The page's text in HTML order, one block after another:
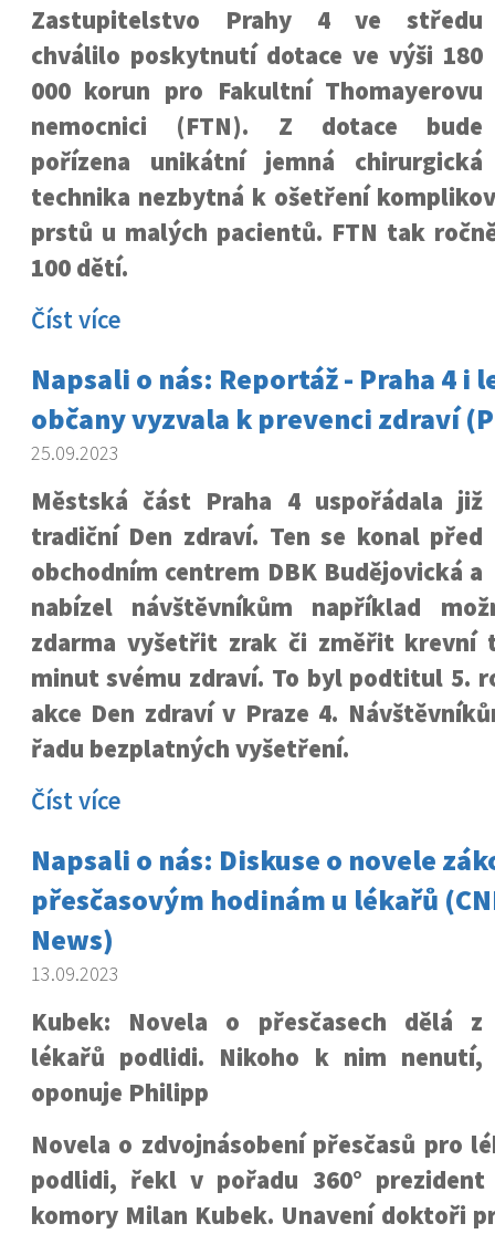
Zastupitelstvo Prahy 4 ve středu
chválilo poskytnutí dotace ve výši 180
000 korun pro Fakultní Thomayerovu
nemocnici (FTN). Z dotace bude
pořízena unikátní jemná chirurgická
technika nezbytná k ošetření
prstů u malých pacientů. FTN tak
100 dětí.
Číst více
Napsali o nás: Reportáž - Praha 4 i
občany vyzvala k prevenci zdraví
25.09.2023
Městská část Praha 4 uspořádala již
tradiční Den zdraví. Ten se konal před
obchodním centrem DBK Budějovická a
nabízel návštěvníkům například
zdarma vyšetřit zrak či změřit krevní
minut svému zdraví. To byl podtitul 5.
akce Den zdraví v Praze 4.
řadu bezplatných vyšetření.
Číst více
Napsali o nás: Diskuse o novele
přesčasovým hodinám u lékařů
News)
13.09.2023
Kubek: Novela o přesčasech dělá z
lékařů podlidi. Nikoho k nim nenutí,
oponuje Philipp
Novela o zdvojnásobení přesčasů pro
podlidi, řekl v pořadu 360° prezident
komory Milan Kubek. Unavení doktoři